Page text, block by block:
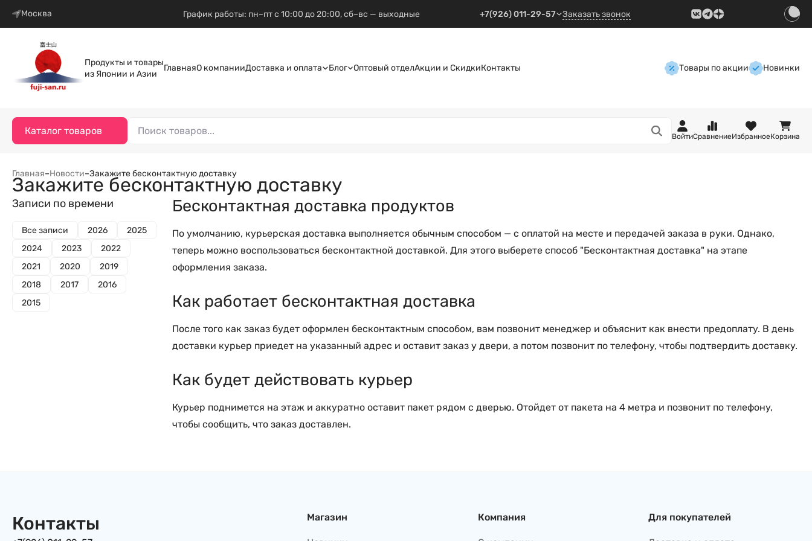
Москва График работы: пн–пт с 10:00 до 20:00, сб–вс — выходные +7(926) 011-29-57 Заказать звонок
Продукты и товары
из Японии и Азии
ГлавнаяО компанииДоставка и оплата Блог Оптовый отделАкции и СкидкиКонтакты Товары по акции Новинки
Каталог товаров
ВойтиСравнениеИзбранноеКорзина
Главная–Новости–Закажите бесконтактную доставку
Закажите бесконтактную доставку
Бесконтактная доставка продуктов
По умолчанию, курьерская доставка выполняется обычным способом — с оплатой на месте и передачей заказа в руки. Однако,
теперь можно воспользоваться бесконтактной доставкой. Для этого выберете способ "Бесконтактная доставка" на этапе
оформления заказа.
Как работает бесконтактная доставка
После того как заказ будет оформлен бесконтактным способом, вам позвонит менеджер и объяснит как внести предоплату. В день
доставки курьер приедет на указанный адрес и оставит заказ у двери, а потом позвонит по телефону, чтобы подтвердить доставку.
Как будет действовать курьер
Курьер поднимется на этаж и аккуратно оставит пакет рядом с дверью. Отойдет от пакета на 4 метра и позвонит по телефону,
чтобы сообщить, что заказ доставлен.
Записи по времени
Все записи 2026
2025
2024
2023
2022
2021
2020
2019
2018
2017
2016
2015
Контакты Магазин Компания Для покупателей